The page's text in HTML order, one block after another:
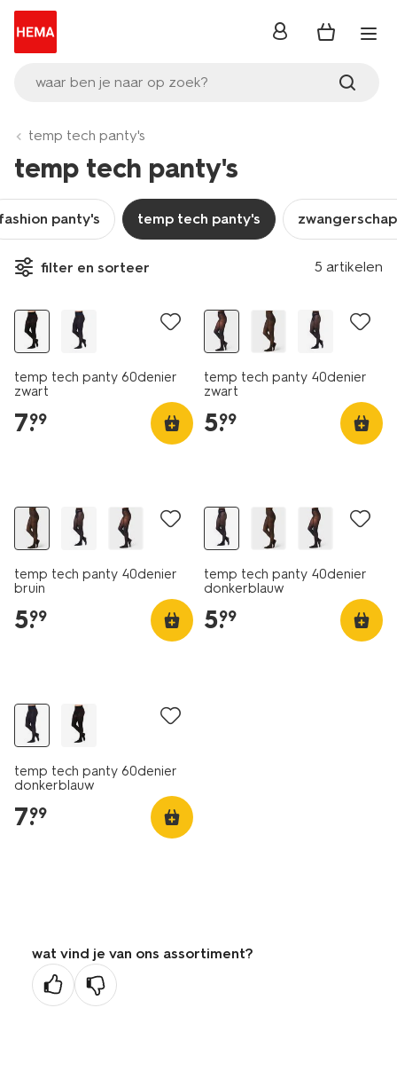
waar ben je naar op zoek?
inloggen
temp tech panty's
temp tech panty's
panty's temp tech panty's
filter en sorteer 5 artikelen
temp tech panty 60denier
zwart
7.
99
temp tech panty 40denier
zwart
5.
99
temp tech panty 40denier
bruin
5.
99
temp tech panty 40denier
donkerblauw
5.
99
temp tech panty 60denier
donkerblauw
7.
99
wat vind je van ons assortiment?